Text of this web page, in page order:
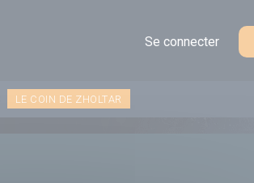
Se connecter
LE COIN DE ZHOLTAR